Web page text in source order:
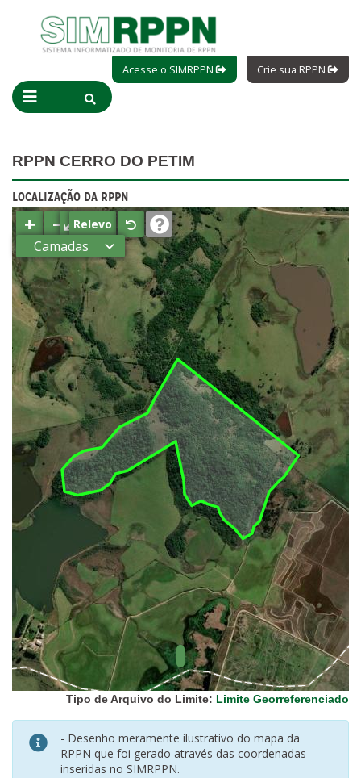
Acesse o SIMRPPN Crie sua RPPN
RPPN CERRO DO PETIM
LOCALIZAÇÃO DA RPPN
+ −⤢Relevo
Camadas
Estados
Municípios
Terras
indígenas
(FUNAI)
UC Federal
UC Estaduais
UC
Municipais
Hidrografia
1:1.000.000
(ANA)
Vegetação
(IBGE)
Rodovias
(IBGE)
Relevo
(IBGE)
Tipo de Arquivo do Limite: Limite Georreferenciado
- Desenho meramente ilustrativo do mapa da
RPPN que foi gerado através das coordenadas
inseridas no SIMRPPN.